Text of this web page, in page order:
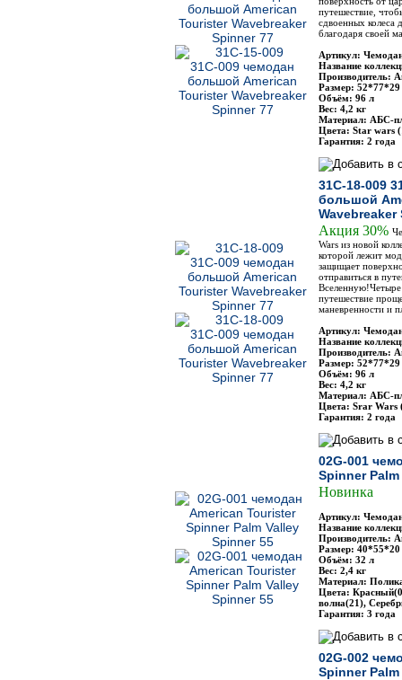
путешествие,
сдвоенных колеса
благодаря своей
Артикул:
Название
Производитель:
Размер: 52*77*29
Объём: 96 л
Вес: 4,2 кг
Материал: АБС-
Цвета: Star wars
Гарантия: 2 года
31C-18-009
большой
Wavebreaker
Акция 30%
Wars из новой
которой лежит
защищает
отправиться в
Вселенную!Четыре
путешествие
маневренности и
Артикул:
Название
Производитель:
Размер: 52*77*29
Объём: 96 л
Вес: 4,2 кг
Материал: АБС-
Цвета: Srar Wars
Гарантия: 2 года
02G-001
Spinner
Новинка
Артикул:
Название
Производитель:
Размер: 40*55*20
Объём: 32 л
Вес: 2,4 кг
Материал:
Цвета:
волна(21),
Гарантия: 3 года
02G-002
Spinner